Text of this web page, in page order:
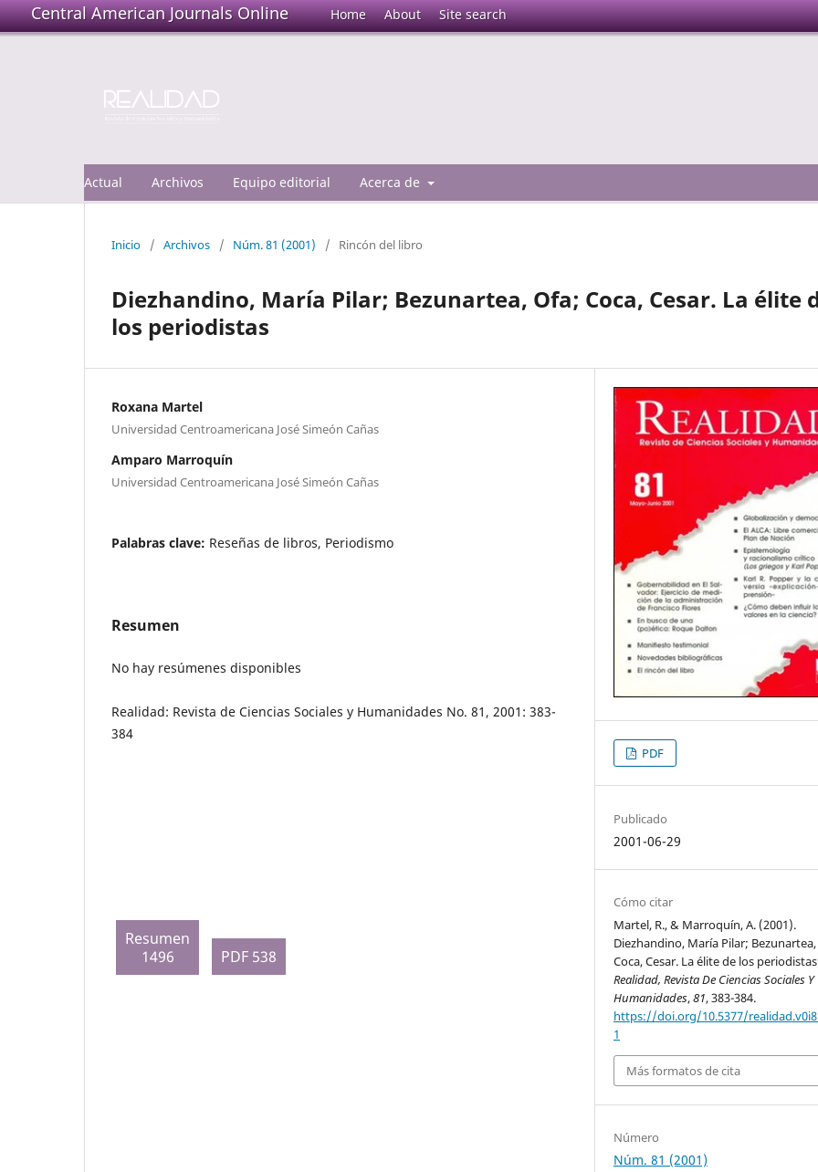
Central American Journals Online Home About Site search
Actual Archivos Equipo editorial Acerca de
Inicio / Archivos / Núm. 81 (2001) / Rincón del libro
Diezhandino, María Pilar; Bezunartea, Ofa; Coca, Cesar. La élite
los periodistas
Roxana Martel
Universidad Centroamericana José Simeón Cañas
Amparo Marroquín
Universidad Centroamericana José Simeón Cañas
Palabras clave: Reseñas de libros, Periodismo
Resumen
No hay resúmenes disponibles
Realidad: Revista de Ciencias Sociales y Humanidades No. 81, 2001: 383-
384
Resumen
1496
PDF 538
PDF
Publicado
2001-06-29
Cómo citar
Martel, R., & Marroquín, A. (2001).
Diezhandino, María Pilar;
Coca, Cesar. La élite de los
Realidad, Revista De Ciencias Sociales Y
Humanidades,81, 383-384.
https://doi.org/10.5377/
1
Más formatos de cita
Número
Núm. 81 (2001)